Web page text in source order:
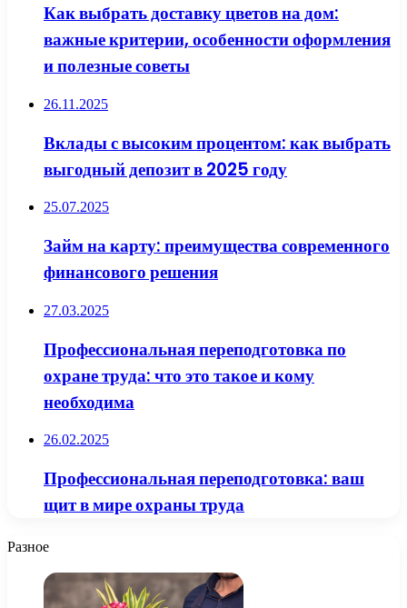
Как выбрать доставку цветов на дом:
важные критерии, особенности оформления
и полезные советы
26.11.2025
Вклады с высоким процентом: как выбрать
выгодный депозит в 2025 году
25.07.2025
Займ на карту: преимущества современного
финансового решения
27.03.2025
Профессиональная переподготовка по
охране труда: что это такое и кому
необходима
26.02.2025
Профессиональная переподготовка: ваш
щит в мире охраны труда
Разное